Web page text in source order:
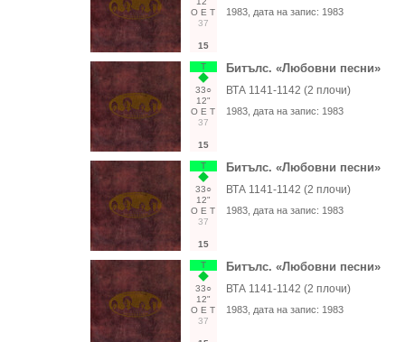
О Е Т
37
15
1983 , дата на запис: 1983
Т
33○
12"
О Е Т
37
15
Битълс. «Любовни песни»
ВТА 1141-1142 (2 плочи)
1983 , дата на запис: 1983
Т
33○
12"
О Е Т
37
15
Битълс. «Любовни песни»
ВТА 1141-1142 (2 плочи)
1983 , дата на запис: 1983
Т
33○
12"
О Е Т
37
Битълс. «Любовни песни»
ВТА 1141-1142 (2 плочи)
1983 , дата на запис: 1983